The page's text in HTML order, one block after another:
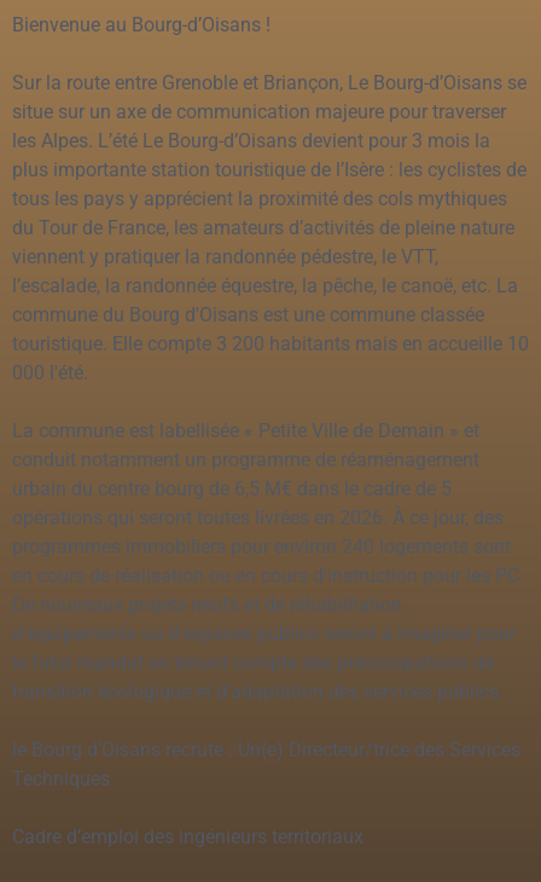
Bienvenue au Bourg-d’Oisans !
Sur la route entre Grenoble et Briançon, Le Bourg-d’Oisans se
situe sur un axe de communication majeure pour traverser
les Alpes. L’été Le Bourg-d’Oisans devient pour 3 mois la
plus importante station touristique de l’Isère : les cyclistes de
tous les pays y apprécient la proximité des cols mythiques
du Tour de France, les amateurs d’activités de pleine nature
viennent y pratiquer la randonnée pédestre, le VTT,
l’escalade, la randonnée équestre, la pêche, le canoë, etc. La
commune du Bourg d'Oisans est une commune classée
touristique. Elle compte 3 200 habitants mais en accueille 10
000 l'été.
La commune est labellisée « Petite Ville de Demain » et
conduit notamment un programme de réaménagement
urbain du centre bourg de 6,5 M€ dans le cadre de 5
opérations qui seront toutes livrées en 2026. À ce jour, des
programmes immobiliers pour environ 240 logements sont
en cours de réalisation ou en cours d'instruction pour les PC.
De nouveaux projets neufs et de réhabilitation
d'équipements ou d'espaces publics seront à imaginer pour
le futur mandat en tenant compte des préoccupations de
transition écologique et d'adaptation des services publics.
le Bourg d’Oisans recrute : Un(e) Directeur/trice des Services
Techniques
Cadre d’emploi des ingénieurs territoriaux